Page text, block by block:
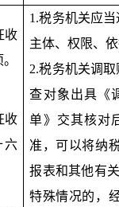
收
1.税务机关应
主体、权限、
2.税务机关调
查对象出具《
单》交其核对
准，可以将纳
报表和其他有
特殊情况的，
收
六